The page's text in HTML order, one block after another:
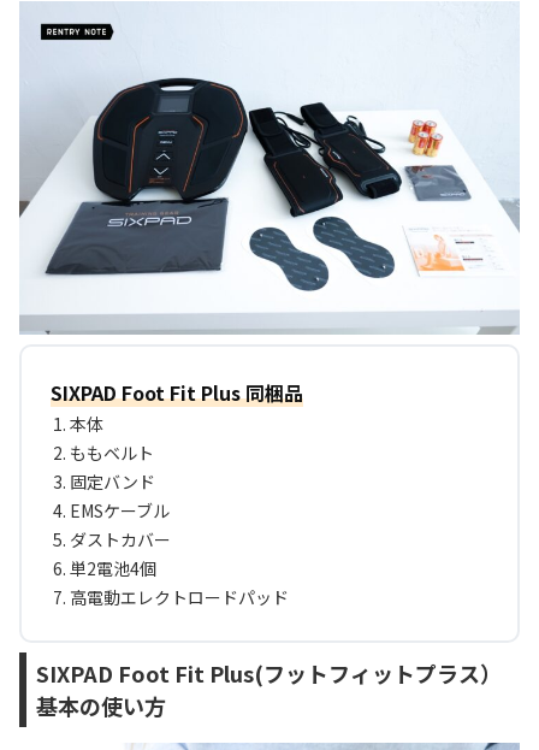
SIXPAD Foot Fit Plus 同梱品
本体
ももベルト
固定バンド
EMSケーブル
ダストカバー
単2電池4個
高電動エレクトロードパッド
SIXPAD Foot Fit Plus(フットフィットプラス）
基本の使い方